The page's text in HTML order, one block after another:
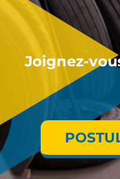
Joignez-